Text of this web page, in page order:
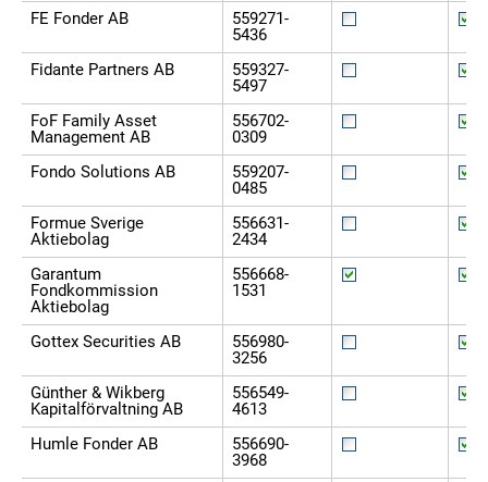
FE Fonder AB
559271-
5436
Fidante Partners AB
559327-
5497
FoF Family Asset
Management AB
556702-
0309
Fondo Solutions AB
559207-
0485
Formue Sverige
Aktiebolag
556631-
2434
Garantum
Fondkommission
Aktiebolag
556668-
1531
Gottex Securities AB
556980-
3256
Günther & Wikberg
Kapitalförvaltning AB
556549-
4613
Humle Fonder AB
556690-
3968